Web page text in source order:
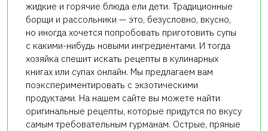
жидкие и горячие блюда ели дети. Традиционные
борщи и рассольники — это, безусловно, вкусно,
но иногда хочется попробовать приготовить супы
с какими-нибудь новыми ингредиентами. И тогда
хозяйка спешит искать рецепты в кулинарных
книгах или супах онлайн. Мы предлагаем вам
поэкспериментировать с экзотическими
продуктами. На нашем сайте вы можете найти
оригинальные рецепты, которые придутся по вкусу
самым требовательным гурманам. Острые, пряные